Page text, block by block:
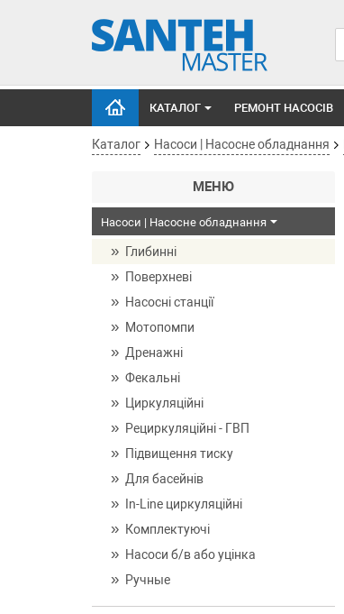
КАТАЛОГ РЕМОНТ НАСОСІВ
Каталог Насоси | Насосне обладнання
МЕНЮ
Насоси | Насосне обладнання
Глибинні
Поверхневі
Насосні станції
Мотопомпи
Дренажні
Фекальні
Циркуляційні
Рециркуляційні - ГВП
Підвищення тиску
Для басейнів
In-Line циркуляційні
Комплектуючі
Насоси б/в або уцінка
Ручные